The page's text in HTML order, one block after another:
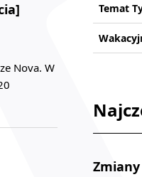
Nova. W
Temat